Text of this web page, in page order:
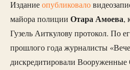
Изданиеопубликовало
майора полиции Отара Амоева,
Гузель Аиткулову протокол. По
прошлого года журналисты
дискредитировали Вооруженные